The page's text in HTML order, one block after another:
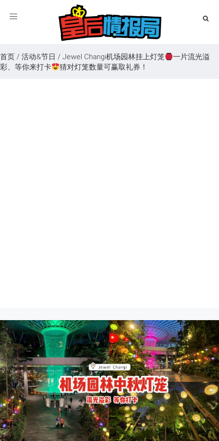
Toggle
首页 / 活动&节日 / Jewel Changi机场园林挂上灯笼
一片流光溢
彩、等你来打卡
猜对灯笼数量可赢取礼券！